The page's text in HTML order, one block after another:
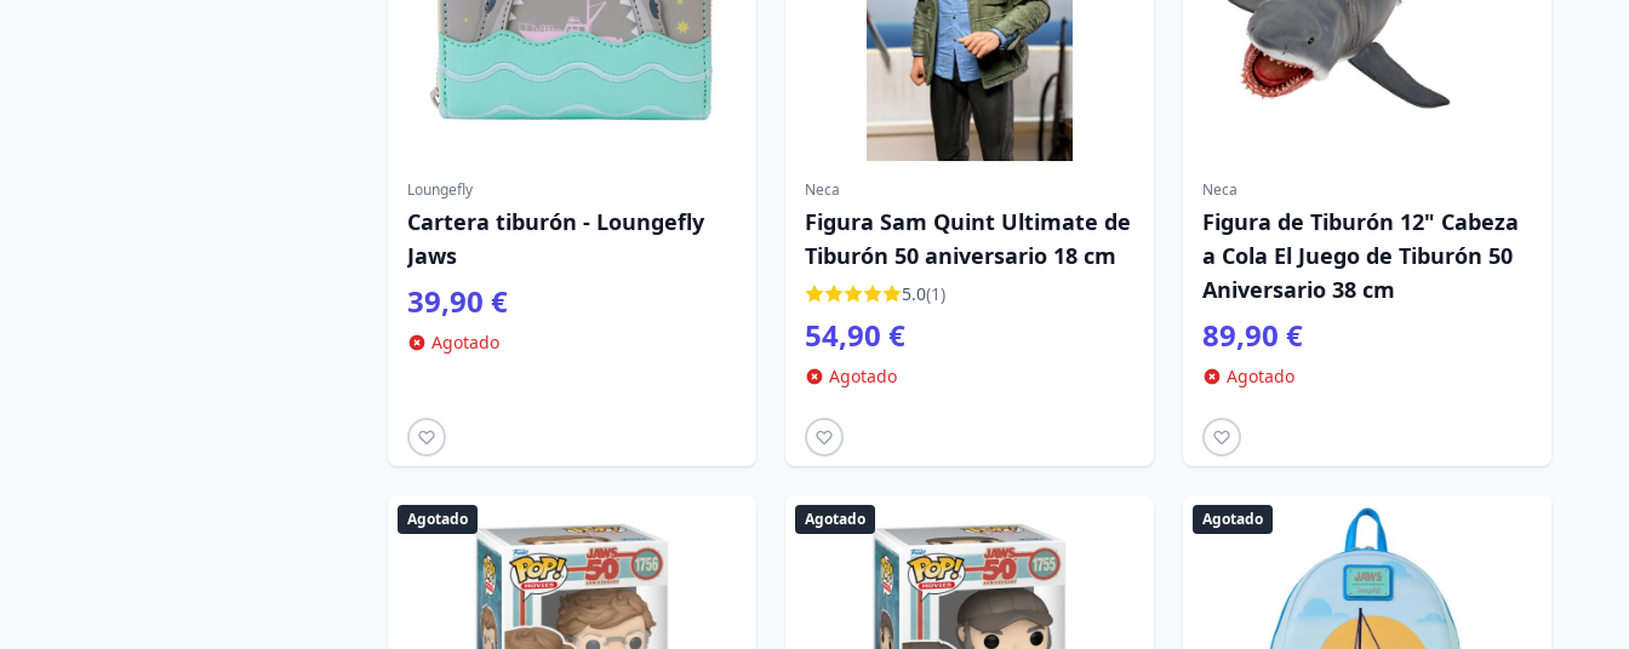
Loungefly
Cartera tiburón - Loungefly
Jaws
39,90 €
Agotado
Neca
Figura Sam Quint Ultimate de
Tiburón 50 aniversario 18 cm
5.0(1)
54,90 €
Agotado
Neca
Figura de Tiburón 12" Cabeza
a Cola El Juego de Tiburón 50
Aniversario 38 cm
89,90 €
Agotado
Agotado Agotado Agotado